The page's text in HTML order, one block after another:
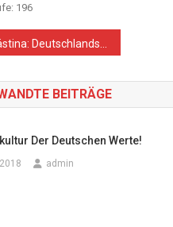
196
Deutschlands Moral am Tiefpunkt
BEITRÄGE
Der Deutschen Werte!
admin